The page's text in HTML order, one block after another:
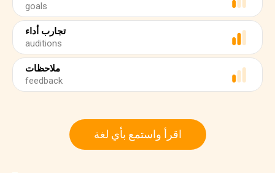
goals
تجارب أداء
auditions
ملاحظات
feedback
اقرأ واستمع بأي لغة